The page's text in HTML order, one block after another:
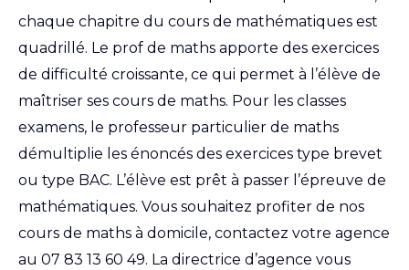
chaque chapitre du cours de mathématiques est
quadrillé. Le prof de maths apporte des exercices
de difficulté croissante, ce qui permet à l’élève de
maîtriser ses cours de maths. Pour les classes
examens, le professeur particulier de maths
démultiplie les énoncés des exercices type brevet
ou type BAC. L’élève est prêt à passer l’épreuve de
mathématiques. Vous souhaitez profiter de nos
cours de maths à domicile, contactez votre agence
au 07 83 13 60 49. La directrice d’agence vous